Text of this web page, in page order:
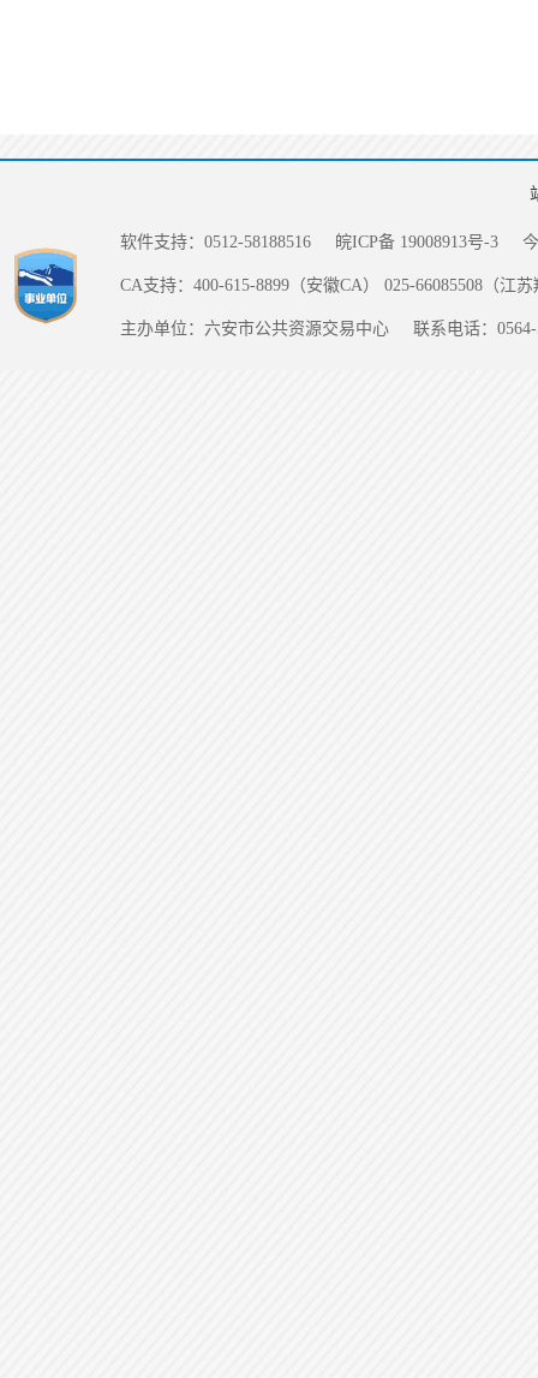
软件支持：0512-58188516 皖ICP备 19008913号-3
CA支持：400-615-8899（安徽CA） 025-66085508（江
主办单位：六安市公共资源交易中心 联系电话：0564-